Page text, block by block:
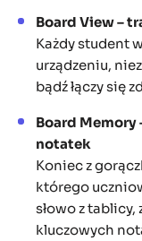
Board View –
Każdy student
urządzeniu,
bądź łączy się
Board
notatek
Koniec z
którego
słowo z
kluczowych